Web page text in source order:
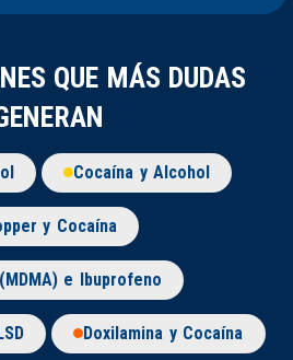
QUE MÁS DUDAS
Cocaína y Alcohol
y Cocaína
e Ibuprofeno
Doxilamina y Cocaína